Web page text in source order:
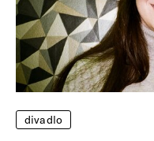
divadlo